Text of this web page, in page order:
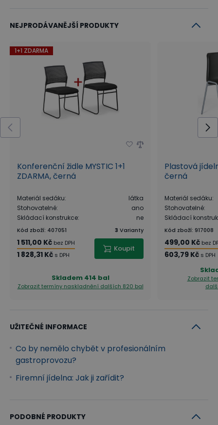
NEJPRODÁVANĚJŠÍ PRODUKTY
1+1 ZDARMA
Konferenční židle MYSTIC 1+1
ZDARMA, černá
Materiál sedáku:
látka
Stohovatelné:
ano
Skládací konstrukce: ne
Kód zboží: 407051 3 Varianty
1 511,00 Kč bez DPH
1 828,31 Kč s DPH
Koupit
Skladem 414 bal
Zobrazit termíny naskladnění dalších 820 bal
Plastová
černá
Materiál sedáku:
Stohovatelné:
Skládací
Kód zboží: 917008
499,00 Kč bez
603,79 Kč s DPH
Zobrazit
UŽITEČNÉ INFORMACE
Co by nemělo chybět v profesionálním
gastroprovozu?
Firemní jídelna: Jak ji zařídit?
PODOBNÉ PRODUKTY